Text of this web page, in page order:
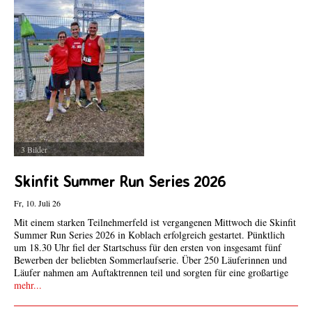
3 Bilder
Skinfit Summer Run Series 2026
Fr, 10. Juli 26
Mit einem starken Teilnehmerfeld ist vergangenen Mittwoch die Skinfit
Summer Run Series 2026 in Koblach erfolgreich gestartet. Pünktlich
um 18.30 Uhr fiel der Startschuss für den ersten von insgesamt fünf
Bewerben der beliebten Sommerlaufserie. Über 250 Läuferinnen und
Läufer nahmen am Auftaktrennen teil und sorgten für eine großartige
mehr...